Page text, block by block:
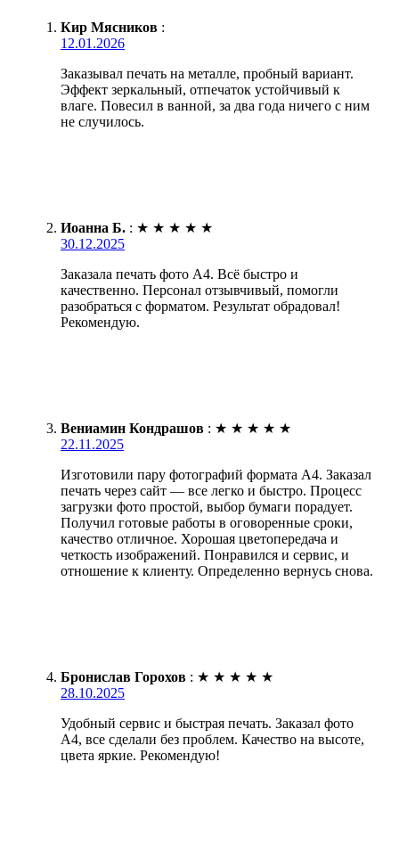
Кир Мясников :
12.01.2026
Заказывал печать на металле, пробный вариант.
Эффект зеркальный, отпечаток устойчивый к
влаге. Повесил в ванной, за два года ничего с ним
не случилось.
Иоанна Б. : ★ ★ ★ ★ ★
30.12.2025
Заказала печать фото А4. Всё быстро и
качественно. Персонал отзывчивый, помогли
разобраться с форматом. Результат обрадовал!
Рекомендую.
Вениамин Кондрашов : ★ ★ ★ ★ ★
22.11.2025
Изготовили пару фотографий формата А4. Заказал
печать через сайт — все легко и быстро. Процесс
загрузки фото простой, выбор бумаги порадует.
Получил готовые работы в оговоренные сроки,
качество отличное. Хорошая цветопередача и
четкость изображений. Понравился и сервис, и
отношение к клиенту. Определенно вернусь снова.
Бронислав Горохов : ★ ★ ★ ★ ★
28.10.2025
Удобный сервис и быстрая печать. Заказал фото
А4, все сделали без проблем. Качество на высоте,
цвета яркие. Рекомендую!